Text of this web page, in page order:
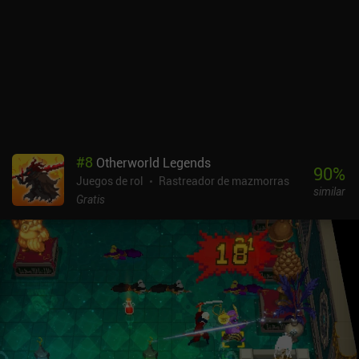
iAPs de hasta 35,99 $ para conseguir espacio extra en el
inventario, objetos y mejoras permanentes de las estadísticas. Los
iAP no son necesarios para disfrutar del juego, así que la
monetización sirve principalmente para apoyar al desarrollador en
solitario. Se trata de una joya indie única que todo fan de los RPG
de la vieja escuela debería probar.
#8 Otherworld Legends
Juegos de rol
Rastreador de mazmorras
Gratis
90%
similar